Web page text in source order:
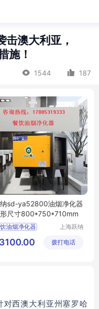
澳大利亚，
施！
1544 187
sd-ya52800油烟净化器
尺寸800*750*710mm
油烟净化器
上海跃纳
有限公司
3100.00 拨打电话
西澳大利亚州塞罗哈